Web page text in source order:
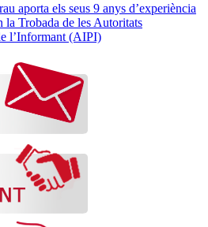
aporta els seus 9 anys d’experiència
la Trobada de les Autoritats
l’Informant (AIPI)